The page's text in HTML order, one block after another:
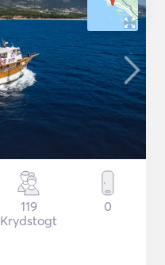
119
Krydstogt
0